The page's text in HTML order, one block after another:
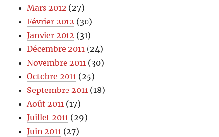
Mars 2012 (27)
Février 2012 (30)
Janvier 2012 (31)
Décembre 2011 (24)
Novembre 2011 (30)
Octobre 2011 (25)
Septembre 2011 (18)
Août 2011 (17)
Juillet 2011 (29)
Juin 2011 (27)